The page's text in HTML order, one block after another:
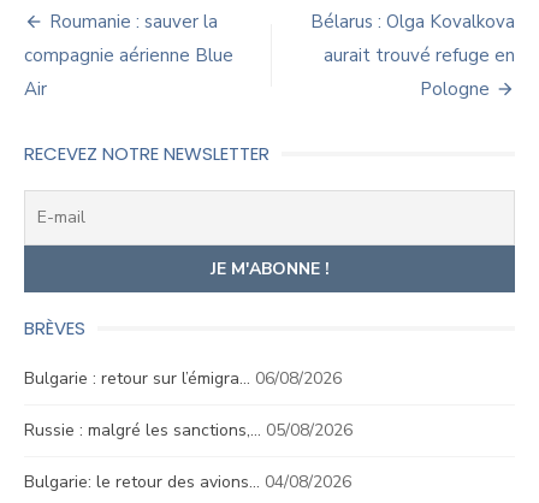
Navigation
de
l’article
Roumanie : sauver la
compagnie aérienne Blue
Air
Bélarus : Olga Kovalkova
aurait trouvé refuge en
Pologne
RECEVEZ NOTRE NEWSLETTER
BRÈVES
Bulgarie : retour sur l’émigra… 06/08/2026
Russie : malgré les sanctions,… 05/08/2026
Bulgarie: le retour des avions… 04/08/2026